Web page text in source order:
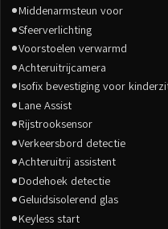
Middenarmsteun voor
Sfeerverlichting
Voorstoelen verwarmd
Achteruitrijcamera
Isofix bevestiging voor
Lane Assist
Rijstrooksensor
Verkeersbord detectie
Achteruitrij assistent
Dodehoek detectie
Geluidsisolerend glas
Keyless start